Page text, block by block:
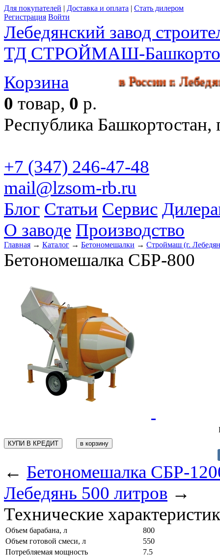
Для покупателей | Доставка и оплата | Стать дилером
Регистрация Войти
Лебедянский завод
ТД СТРОЙМАШ-
производства в России г.
Корзина
0 товар, 0 р.
Республика
+7 (347) 246-47-48
mail@lzsom-rb.ru
Блог Статьи Сервис
О заводе Производство
Главная → Каталог → Бетономешалки → Строймаш (г.
Бетономешалка СБР-800
КУПИ В КРЕДИТ
← Бетономешалка СБР-
Лебедянь 500 литров →
Технические
Объем барабана, л
800
Объем готовой смеси, л
550
Потребляемая мощность
7.5